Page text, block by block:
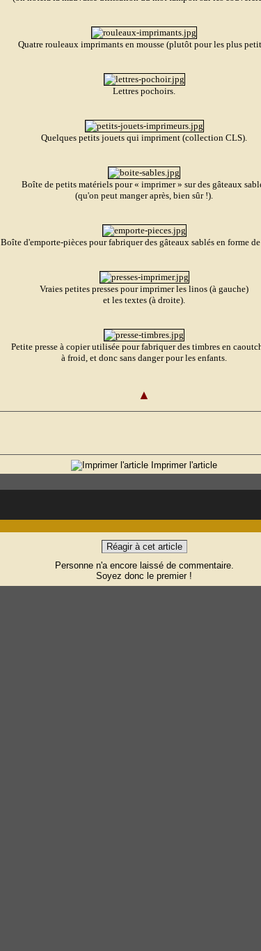
Quatre rouleaux imprimants en mousse (plutôt pour les plus
Lettres pochoirs.
Quelques petits jouets qui impriment (collection CLS).
Boîte de petits matériels pour« imprimer » sur des gâteaux
(qu'on peut manger après, bien sûr !)
Boîte d'emporte-pièces pour fabriquer des gâteaux sablés en forme de
Vraies petites presses pour imprimer les linos (à gauche)
et les textes (à droite).
Petite presse à copier utilisée pour fabriquer des timbres en
à froid, et donc sans danger pour les enfants.
▲
Imprimer l'article
Réagir à cet article
Personne n'a encore laissé de commentaire.
Soyez donc le premier !